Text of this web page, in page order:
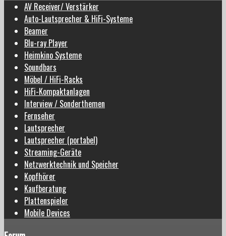
AV Receiver/ Verstärker
Auto-Lautsprecher & HiFi-Systeme
Beamer
Blu-ray Player
Heimkino Systeme
Soundbars
Möbel / HiFi-Racks
HiFi-Kompaktanlagen
Interview / Sonderthemen
Fernseher
Lautsprecher
Lautsprecher (portabel)
Streaming-Geräte
Netzwerktechnik und Speicher
Kopfhörer
Kaufberatung
Plattenspieler
Mobile Devices